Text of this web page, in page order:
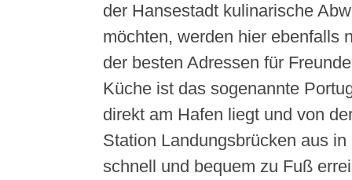
der Hansestadt kulinarische
möchten, werden hier ebenfalls
der besten Adressen für
Küche ist das sogenannte
direkt am Hafen liegt und von
Station Landungsbrücken aus
schnell und bequem zu Fuß